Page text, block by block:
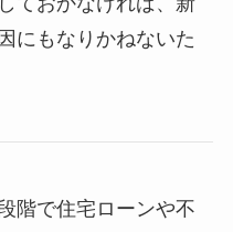
にもなりかねないた
階で住宅ローンや不